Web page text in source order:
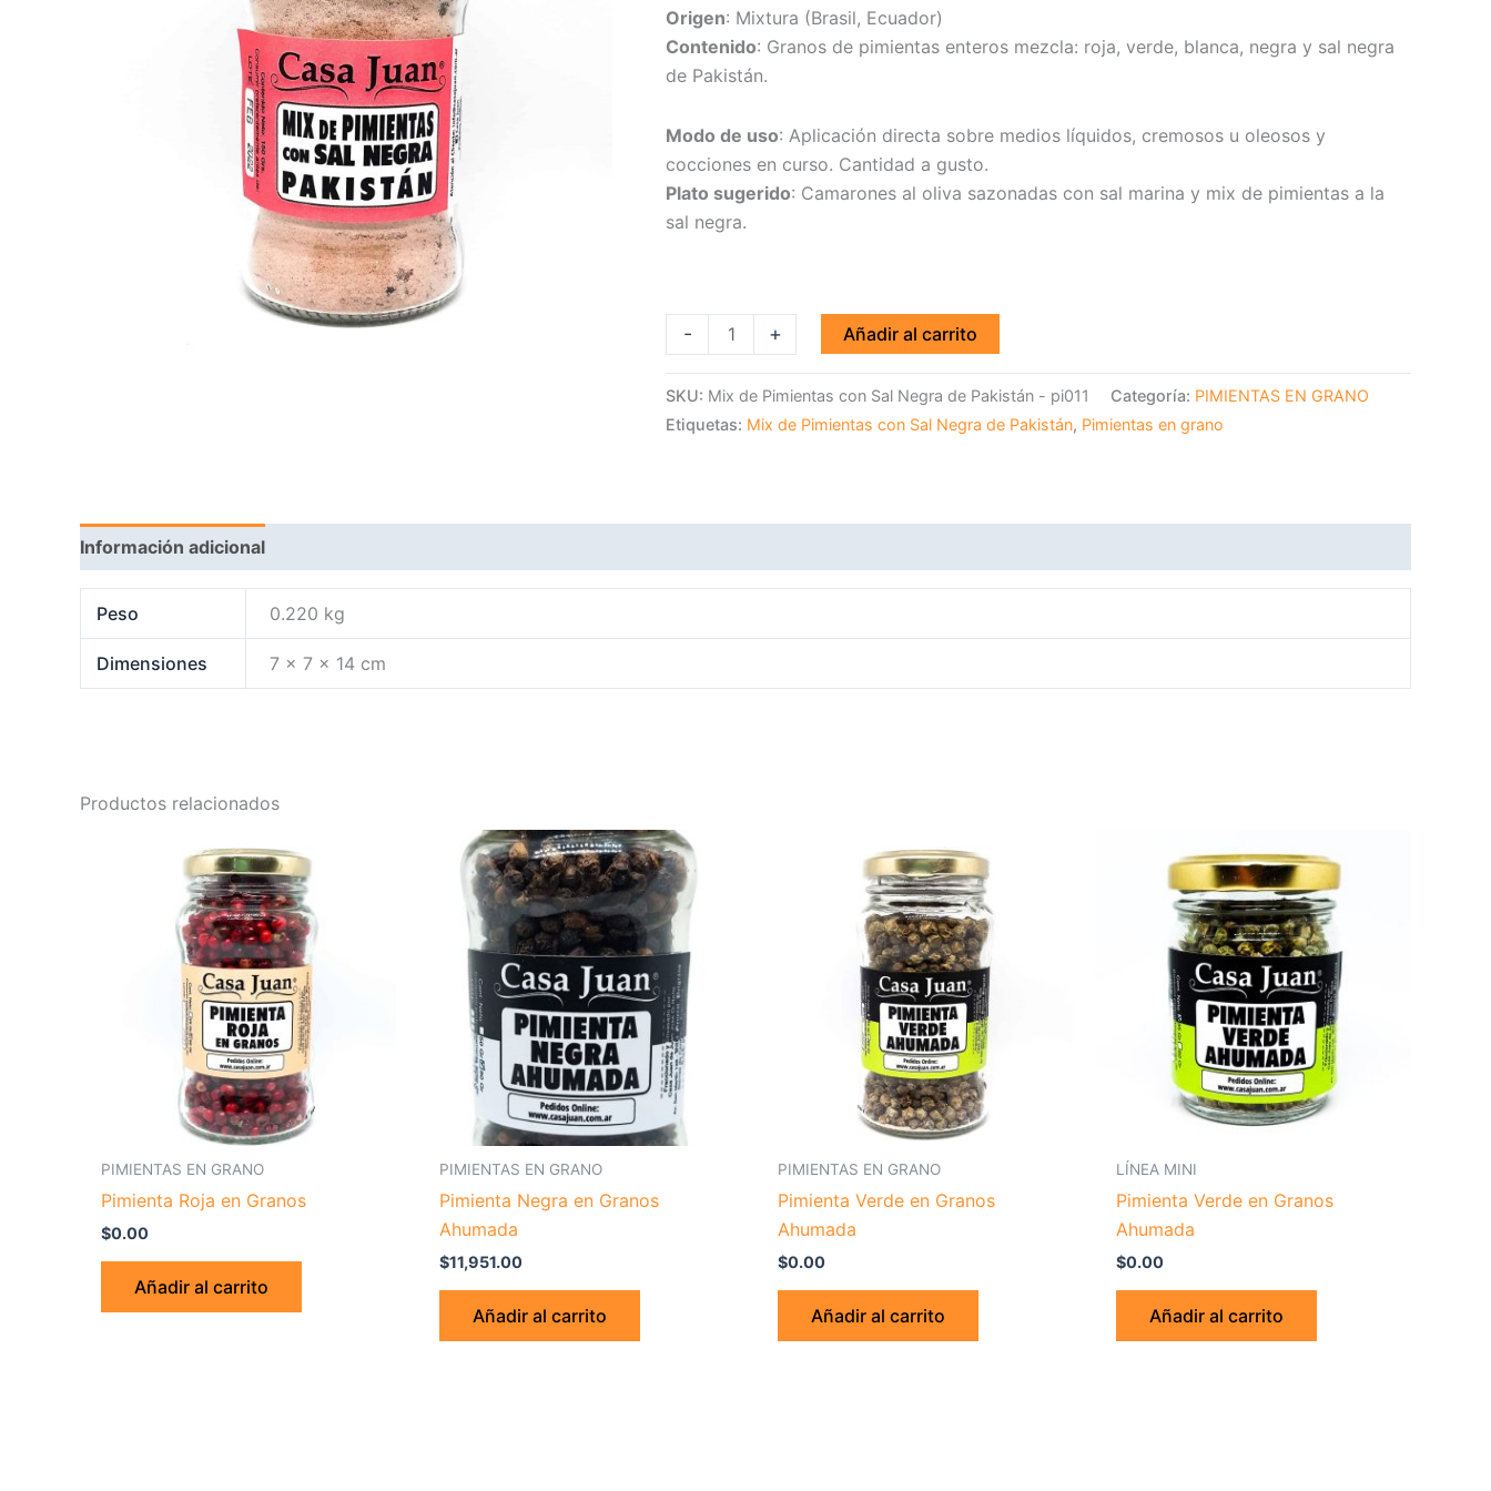
Origen: Mixtura (Brasil, Ecuador)
Contenido: Granos de pimientas enteros mezcla: roja, verde, blanca, negra y sal negra
de Pakistán.
Modo de uso: Aplicación directa sobre medios líquidos, cremosos u oleosos y
cocciones en curso. Cantidad a gusto.
Plato sugerido: Camarones al oliva sazonadas con sal marina y mix de pimientas a la
sal negra.
-
cantidad
+ Añadir al carrito
SKU: Mix de Pimientas con Sal Negra de Pakistán - pi011 Categoría: PIMIENTAS EN GRANO
Etiquetas: Mix de Pimientas con Sal Negra de Pakistán, Pimientas en grano
Información adicional
Peso 0.220 kg
Dimensiones 7 × 7 × 14 cm
Productos relacionados
PIMIENTAS EN GRANO
Pimienta Roja en Granos
$0.00
Añadir al carrito
PIMIENTAS EN GRANO
Pimienta Negra en Granos
Ahumada
$11,951.00
Añadir al carrito
PIMIENTAS EN GRANO
Pimienta Verde en Granos
Ahumada
$0.00
Añadir al carrito
LÍNEA MINI
Pimienta Verde en Granos
Ahumada
$0.00
Añadir al carrito